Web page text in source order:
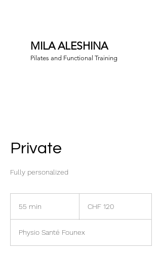
MILA ALESHINA
Pilates and Functional Training
Private
Fully personalized
55 min
i
n
francsCHF 120
Physio Santé Founex